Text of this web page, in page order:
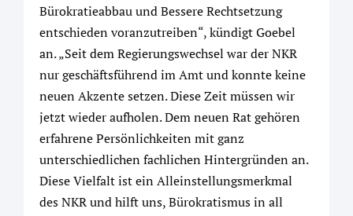
Bürokratieabbau und Bessere Rechtsetzung
entschieden voranzutreiben“, kündigt Goebel
an. „Seit dem Regierungswechsel war der NKR
nur geschäftsführend im Amt und konnte keine
neuen Akzente setzen. Diese Zeit müssen wir
jetzt wieder aufholen. Dem neuen Rat gehören
erfahrene Persönlichkeiten mit ganz
unterschiedlichen fachlichen Hintergründen an.
Diese Vielfalt ist ein Alleinstellungsmerkmal
des NKR und hilft uns, Bürokratismus in all